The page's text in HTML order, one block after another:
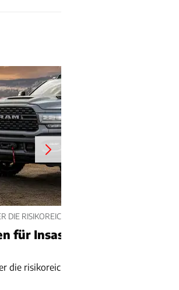
DIE RISIKOREICHSTEN US-AUTOS
für Insassen, Pick-ups für
die risikoreichsten US-Autos - schwere